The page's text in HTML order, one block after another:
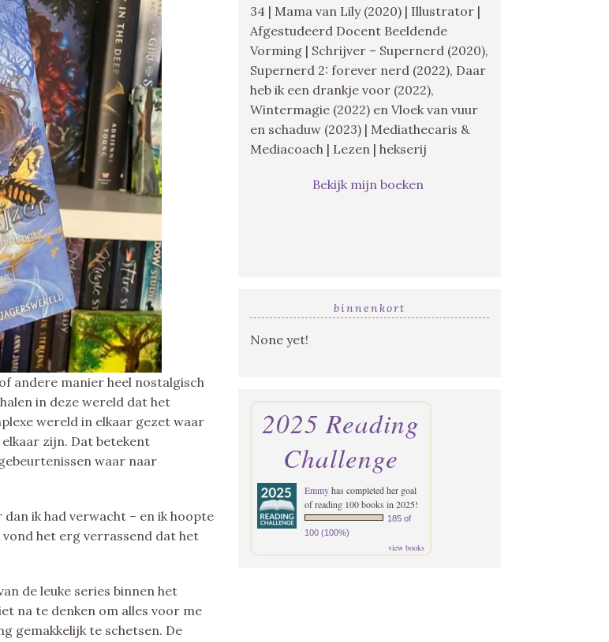
andere manier heel nostalgisch
in deze wereld dat het
wereld in elkaar gezet waar
zijn. Dat betekent
waar naar
ik had verwacht – en ik hoopte
vond het erg verrassend dat het
de leuke series binnen het
na te denken om alles voor me
gemakkelijk te schetsen. De
34 | Mama van Lily (2020) | Illustrator |
Afgestudeerd Docent Beeldende
Vorming | Schrijver – Supernerd (2020),
Supernerd 2: forever nerd (2022), Daar
heb ik een drankje voor (2022),
Wintermagie (2022) en Vloek van vuur
en schaduw (2023) | Mediathecaris &
Mediacoach | Lezen | hekserij
Bekijk mijn boeken
binnenkort
None yet!
2025 Reading
Challenge
Emmyhas completed her goal
of reading 100 books in 2025!
185 of
100 (100%)
view books